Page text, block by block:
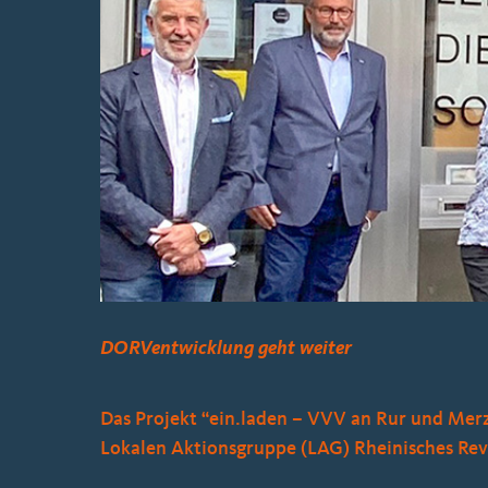
Bild
DORVentwicklung geht weiter
Das Projekt “ein.laden – VVV an Rur und
Lokalen Aktionsgruppe (LAG) Rheinisches